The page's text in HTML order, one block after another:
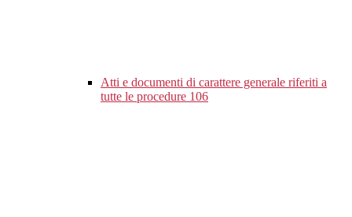
Atti e documenti di carattere generale riferiti a
tutte le procedure 106